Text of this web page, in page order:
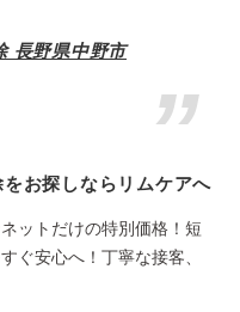
長野県中野市
お探しならリムケアへ
ットだけの特別価格！短
ぐ安心へ！丁寧な接客、